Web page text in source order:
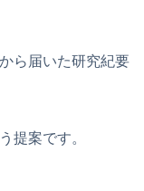
ら届いた研究紀要
提案です。